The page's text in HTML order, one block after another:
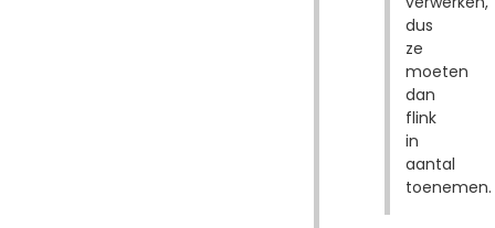
dus
ze
moeten
dan
flink
in
aantal
toenemen.